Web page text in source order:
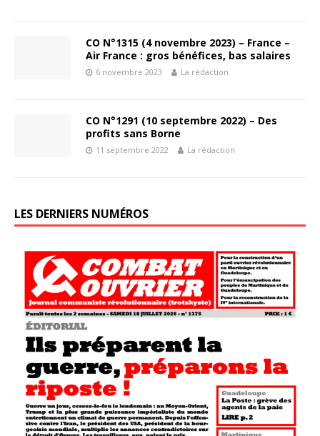
CO N°1315 (4 novembre 2023) – France –
Air France : gros bénéfices, bas salaires
6 novembre 2023 La rédaction
CO N°1291 (10 septembre 2022) – Des
profits sans Borne
11 septembre 2022 La rédaction
LES DERNIERS NUMÉROS